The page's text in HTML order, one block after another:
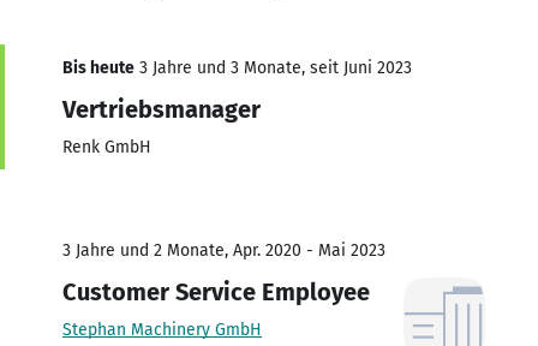
Bis heute 3 Jahre und 3 Monate, seit Juni 2023
Vertriebsmanager
Renk GmbH
3 Jahre und 2 Monate, Apr. 2020 - Mai 2023
Customer Service Employee
Stephan Machinery GmbH